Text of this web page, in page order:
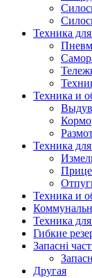
Техника
Техника и
Техника
Техника и
Техника
Гибкие
Запасні
Другая